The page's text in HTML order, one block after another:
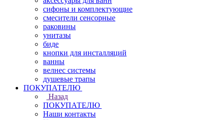
сифоны и комплектующие
смесители сенсорные
раковины
унитазы
биде
кнопки для инсталляций
ванны
велнес системы
душевые трапы
ПОКУПАТЕЛЮ
Назад
ПОКУПАТЕЛЮ
Наши контакты